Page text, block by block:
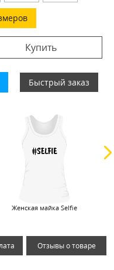
Купить
Быстрый заказ
Женская майка Selfie
Отзывы о товаре